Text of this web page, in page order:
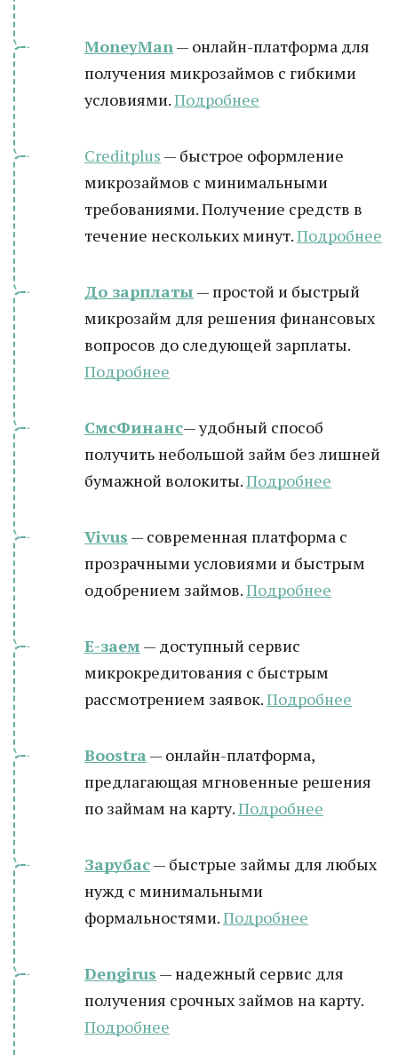
MoneyMan— онлайн-платформа для
получения микрозаймов с гибкими
условиями.Подробнее
Creditplus — быстрое оформление
микрозаймов с минимальными
требованиями. Получение средств в
течение нескольких минут.Подробнее
До зарплаты — простой и быстрый
микрозайм для решения финансовых
вопросов до следующей зарплаты.
Подробнее
СмсФинанс— удобный способ
получить небольшой займ без лишней
бумажной волокиты.Подробнее
Vivus — современная платформа с
прозрачными условиями и быстрым
одобрением займов.Подробнее
Е-заем — доступный сервис
микрокредитования с быстрым
рассмотрением заявок.Подробнее
Boostra — онлайн-платформа,
предлагающая мгновенные решения
по займам на карту.Подробнее
Зарубас— быстрые займы для любых
нужд с минимальными
формальностями.Подробнее
Dengirus — надежный сервис для
получения срочных займов на карту.
Подробнее